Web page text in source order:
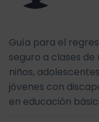
Guía para el
seguro a clases de
niños,
jóvenes con
en educación